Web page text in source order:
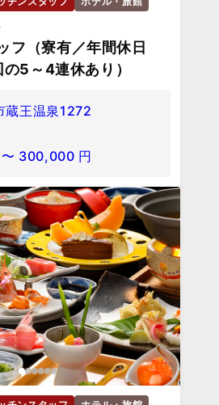
フ（寮有／年間休日
5～4連休あり）
蔵王温泉1272
〜 300,000 円